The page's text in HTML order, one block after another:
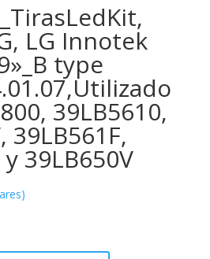
LG Innotek
type
39LB5610,
39LB561F,
39LB650V